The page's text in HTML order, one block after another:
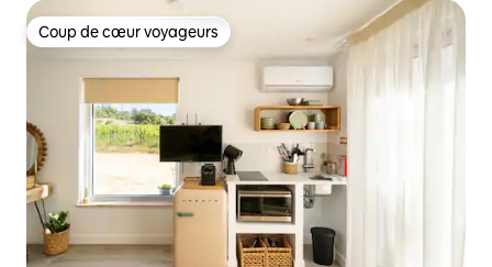
Coup de cœur voyageurs
Coup de cœur voyageurs